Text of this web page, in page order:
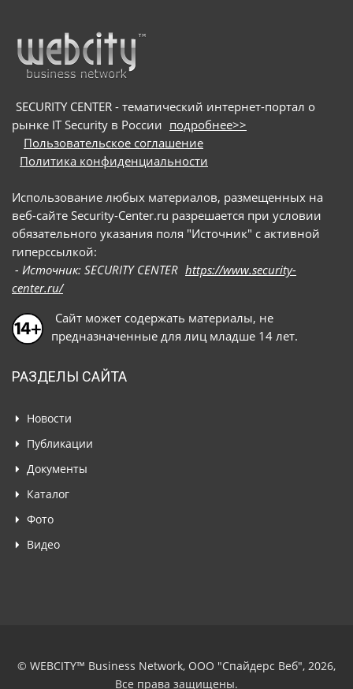
SECURITY CENTER - тематический интернет-портал о
рынке IT Security в России подробнее>>
Пользовательское соглашение
Политика конфиденциальности
Использование любых материалов, размещенных на
веб-сайте Security-Center.ru разрешается при условии
обязательного указания поля "Источник" с активной
гиперссылкой:
- Источник: SECURITY CENTER https://www.security-
center.ru/
Сайт может содержать материалы, не
предназначенные для лиц младше 14 лет.
РАЗДЕЛЫ САЙТА
Новости
Публикации
Документы
Каталог
Фото
Видео
© WEBCITY™ Business Network, ООО "Спайдерс Веб", 2026,
Все права защищены.